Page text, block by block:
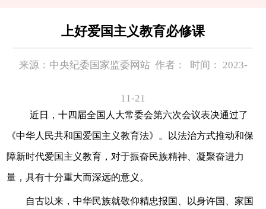
上好爱国主义教育必修课
来源：中央纪委国家监委网站 作者： 时间： 2023-
11-21
近日，十四届全国人大常委会第六次会议表决通过了
《中华人民共和国爱国主义教育法》。以法治方式推动和保
障新时代爱国主义教育，对于振奋民族精神、凝聚奋进力
量，具有十分重大而深远的意义。
自古以来，中华民族就敬仰精忠报国、以身许国、家国